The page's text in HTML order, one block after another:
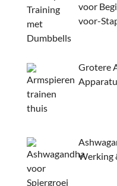
voor
voor-
Grotere
Werking